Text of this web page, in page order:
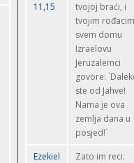
11,15
tvojoj braći, i
tvojim
svem domu
Izraelovu
Jeruzalemci
govore:
ste od Jahve!
Nama je ova
zemlja dana u
posjed!`
Ezekiel
Zato im reci: